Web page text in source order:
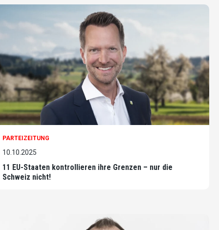
PARTEIZEITUNG
10.10.2025
11 EU-Staaten kontrollieren ihre Grenzen – nur die
Schweiz nicht!